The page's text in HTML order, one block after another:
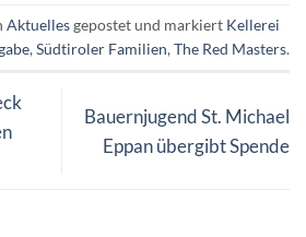
Aktuellesgepostet und markiert Kellerei
,Südtiroler Familien,The Red Masters.
Bauernjugend St. Michael
Eppan übergibt Spende